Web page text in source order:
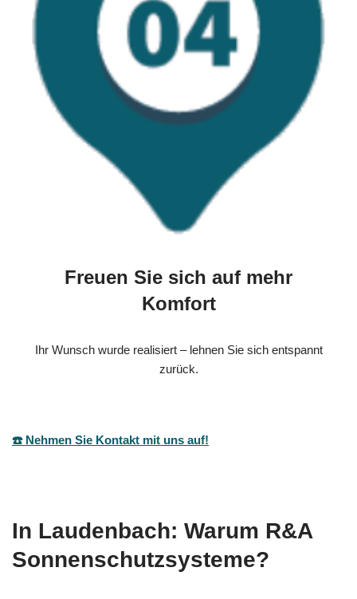
Freuen Sie sich auf mehr
Komfort
Ihr Wunsch wurde realisiert – lehnen Sie sich entspannt
zurück.
☎️ Nehmen Sie Kontakt mit uns auf!
In Laudenbach: Warum R&A
Sonnenschutzsysteme?